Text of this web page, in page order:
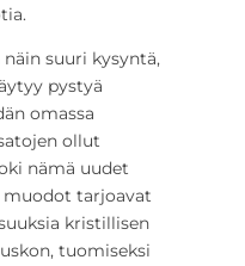
suuri kysyntä,
pystyä
omassa
ollut
nämä uudet
tarjoavat
kristillisen
tuomiseksi